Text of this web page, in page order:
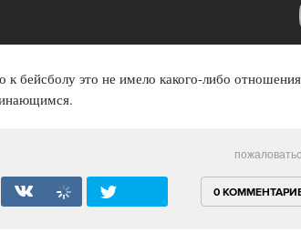
к бейсболу это не имело какого-либо
0